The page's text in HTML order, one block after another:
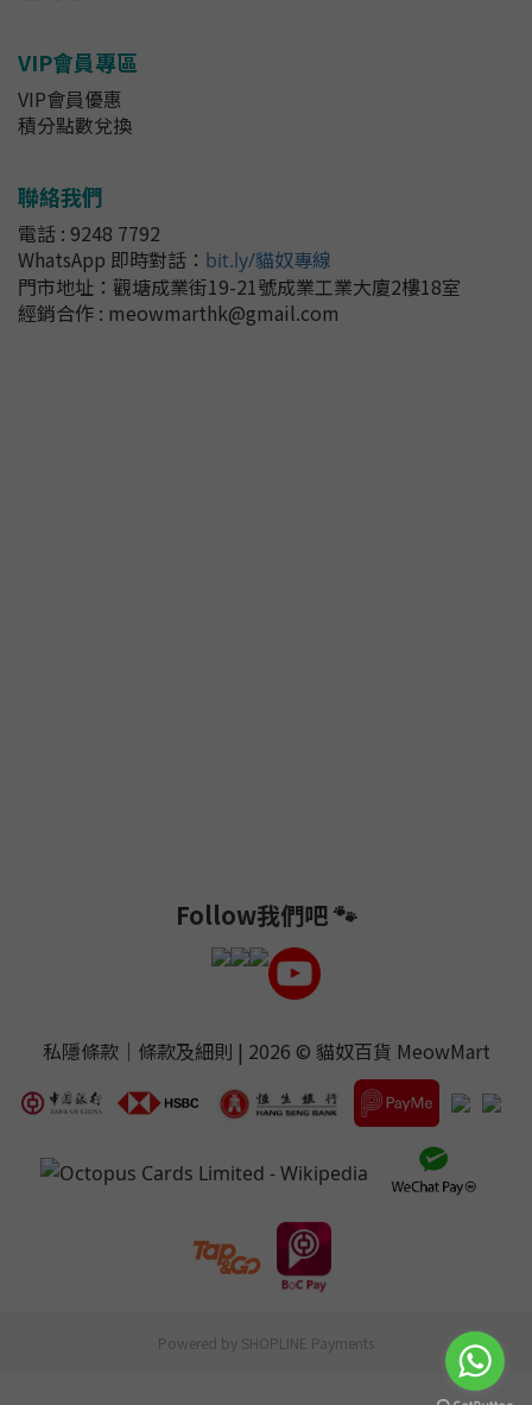
VIP會員專區
VIP會員優惠
積分點數兌換
聯絡我們
電話 : 9248 7792
WhatsApp 即時對話 ： bit.ly/貓奴專線
門市地址： 觀塘成業街19-21號成業工業大廈2樓18室
經銷合作 : meowmarthk@gmail.com
Follow我們吧 🐾
私隱條款｜ 條款及細則 | 2026 © 貓奴百貨 MeowMart
Powered by SHOPLINE Payments